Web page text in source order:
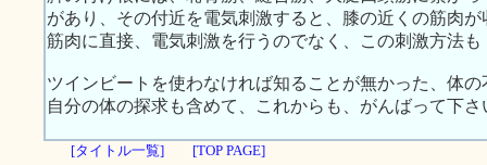
があり、その付近を電気刺激すると、膝の近くの筋肉
筋肉に直接、電気刺激を行うのでなく、この刺激方法
ツインビートを使わなければ知ることが無かった、体
自分の体の探求も含めて、これからも、がんばって下さ
[タイトル一覧] [TOP PAGE]